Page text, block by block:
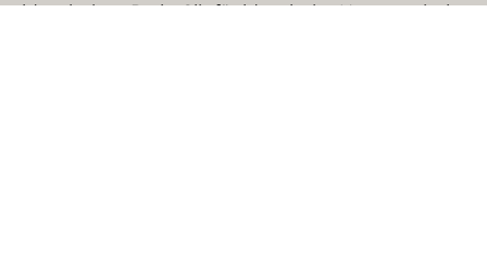
identischen Preis. Gilt für identische Neuware bei